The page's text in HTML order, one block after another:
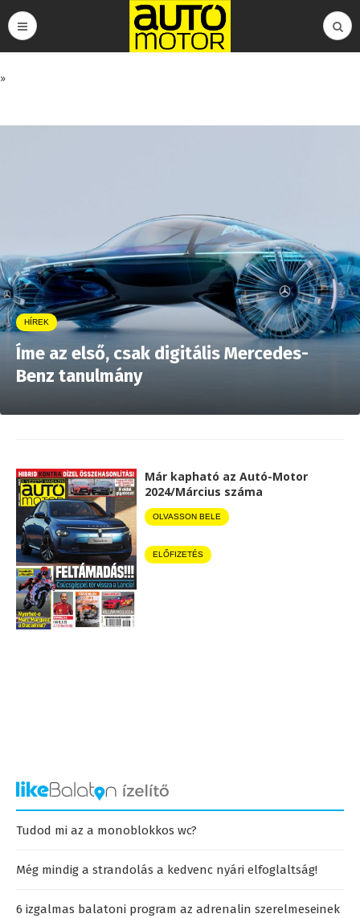
»
HÍREK
Íme az első, csak digitális Mercedes-
Benz tanulmány
Már kapható az Autó-Motor
2024/Március száma
OLVASSON BELE
ELŐFIZETÉS
Tudod mi az a monoblokkos wc?
Még mindig a strandolás a kedvenc nyári elfoglaltság!
6 izgalmas balatoni program az adrenalin szerelmeseinek